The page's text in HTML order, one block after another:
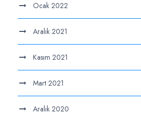
Ocak 2022
Aralık 2021
Kasım 2021
Mart 2021
Aralık 2020